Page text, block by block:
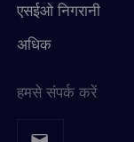
एसईओ निगरानी
अधिक
हमसे संपर्क करें